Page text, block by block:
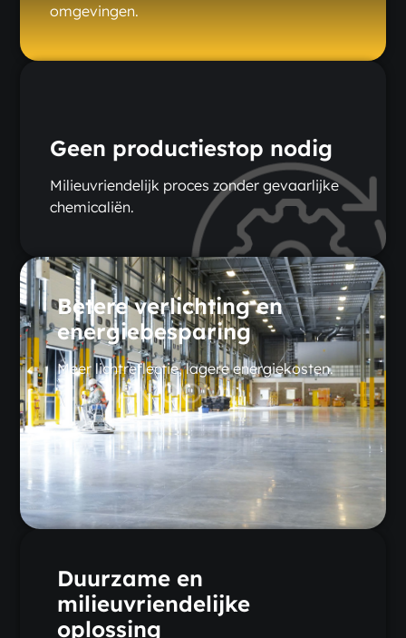
omgevingen.
Geen productiestop nodig
Milieuvriendelijk proces zonder gevaarlijke
chemicaliën.
Betere verlichting en
energiebesparing
Meer lichtreflectie, lagere energiekosten.
Duurzame en
milieuvriendelijke
oplossing